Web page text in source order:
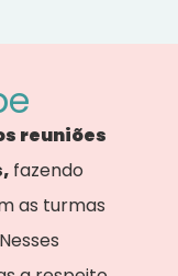
reuniões
fazendo
as turmas